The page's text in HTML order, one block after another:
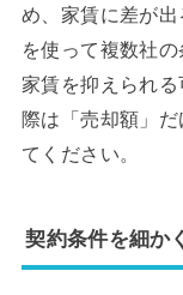
め、家賃に差が
を使って複数社
家賃を抑えられ
際は「売却額」
てください。
契約条件を細か